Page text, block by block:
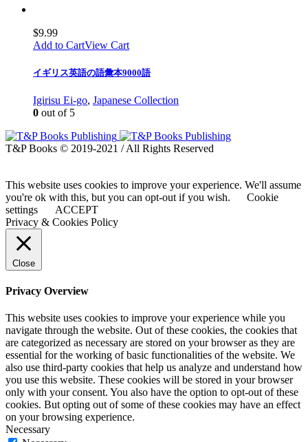
$9.99
Add to CartView Cart
イギリス英語の語彙本9000語
Igirisu Ei-go, Japanese Collection
0 out of 5
T&P Books © 2019-2021 / All Rights Reserved
This website uses cookies to improve your experience. We'll assume
you're ok with this, but you can opt-out if you wish.
Cookie
settings
ACCEPT
Privacy & Cookies Policy
Close
Privacy Overview
This website uses cookies to improve your experience while you
navigate through the website. Out of these cookies, the cookies that
are categorized as necessary are stored on your browser as they are
essential for the working of basic functionalities of the website. We
also use third-party cookies that help us analyze and understand how
you use this website. These cookies will be stored in your browser
only with your consent. You also have the option to opt-out of these
cookies. But opting out of some of these cookies may have an effect
on your browsing experience.
Necessary